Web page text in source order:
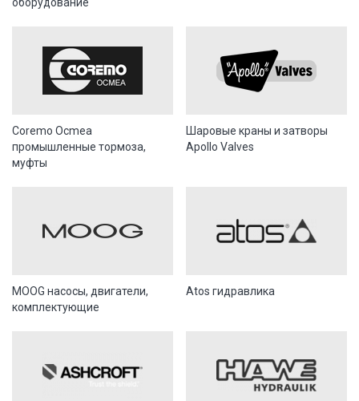
Coremo Ocmea
промышленные тормоза,
муфты
Шаровые краны и затворы
Apollo Valves
MOOG насосы, двигатели,
комплектующие
Atos гидравлика